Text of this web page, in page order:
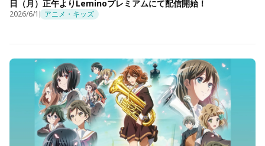
日（月）正午よりLeminoプレミアムにて配信開始！
2026/6/1 アニメ・キッズ